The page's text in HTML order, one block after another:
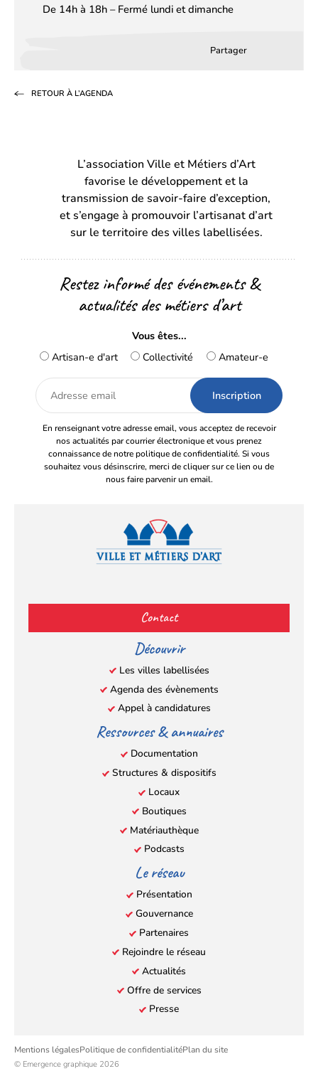
De 14h à 18h – Fermé lundi et dimanche
Partager
un
onglet)onglet)
RETOUR À L’AGENDA
L’association Ville et Métiers d’Art
favorise le développement et la
transmission de savoir-faire d’exception,
et s’engage à promouvoir l’artisanat d’art
sur le territoire des villes labellisées.
Restez informé des événements &
actualités des métiers d’art
Vous êtes...
Artisan-e d'art
Collectivité Amateur-e
Adresse
email
En renseignant votre adresse email, vous acceptez de recevoir
nos actualités par courrier électronique et vous prenez
connaissance de notre politique de confidentialité. Si vous
souhaitez vous désinscrire, merci de cliquer sur ce lien ou de
nous faire parvenir un email.
(s’ouvre
dans
un
nouvel
onglet)
(s’ouvre
dans
un
nouvel
onglet)
(s’ouvre
dans
un
nouvel
onglet)
(s’ouvre
un
nouvel
onglet)
Contact
Découvrir
Les villes labellisées
Agenda des évènements
Appel à candidatures
Ressources & annuaires
Documentation
Structures & dispositifs
Locaux
Boutiques
Matériauthèque
Podcasts
Le réseau
Présentation
Gouvernance
Partenaires
Rejoindre le réseau
Actualités
Offre de services
Presse
Mentions légalesPolitique de confidentialitéPlan du site
© Emergence graphique 2026